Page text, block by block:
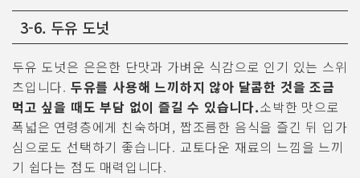
3-6. 두유 도넛
두유 도넛은 은은한 단맛과 가벼운 식감으로 인기 있는 스위
츠입니다. 두유를 사용해 느끼하지 않아 달콤한 것을 조금
먹고 싶을 때도 부담 없이 즐길 수 있습니다.소박한 맛으로
폭넓은 연령층에게 친숙하며, 짭조름한 음식을 즐긴 뒤 입가
심으로도 선택하기 좋습니다. 교토다운 재료의 느낌을 느끼
기 쉽다는 점도 매력입니다.